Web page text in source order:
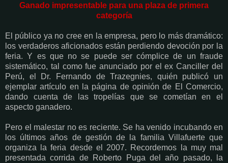
Ganado impresentable para una plaza de primera
categoría
El público ya no cree en la empresa, pero lo más dramático:
los verdaderos aficionados están perdiendo devoción por la
feria. Y es que no se puede ser cómplice de un fraude
sistemático, tal como fue anunciado por el ex Canciller del
Perú, el Dr. Fernando de Trazegnies, quién publicó un
ejemplar artículo en la página de opinión de El Comercio,
dando cuenta de las tropelías que se cometían en el
aspecto ganadero.
Pero el malestar no es reciente. Se ha venido incubando en
los últimos años de gestión de la familia Villafuerte que
organiza la feria desde el 2007. Recordemos la muy mal
presentada corrida de Roberto Puga del año pasado, la